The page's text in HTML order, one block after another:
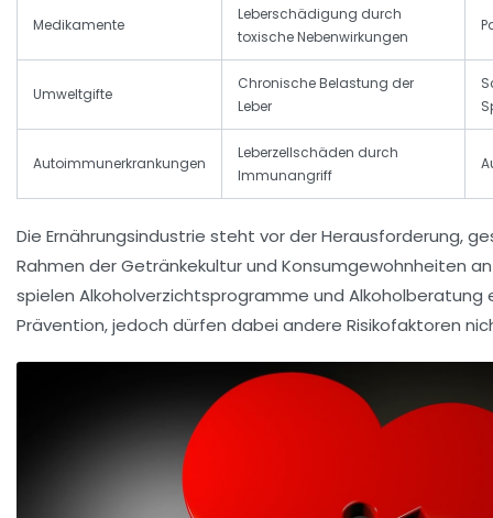
Medikamente
Leberschädigung durch
toxische Nebenwirkungen
Umweltgifte
Chronische Belastung der
Leber
Autoimmunerkrankungen
Leberzellschäden durch
Immunangriff
Die Ernährungsindustrie steht vor der Herausforderung,
Rahmen der Getränkekultur und Konsumgewohnheiten
spielen Alkoholverzichtsprogramme und Alkoholberatung
Prävention, jedoch dürfen dabei andere Risikofaktoren